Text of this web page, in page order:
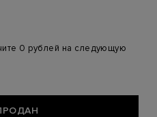
0 рублей на следующую